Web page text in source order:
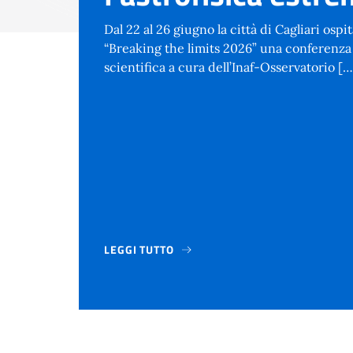
Dal 22 al 26 giugno la città di Cagliari
“Breaking the limits 2026” una conferenza
scientifica a cura dell’Inaf-Osservatorio
LEGGI TUTTO